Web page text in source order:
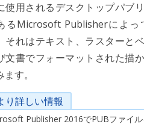
使用されるデスクトップパブ
るMicrosoft Publisherによっ
それはテキスト、ラスターと
文書でフォーマットされた描
す。
り詳しい情報
Publisher 2016でPUBファイル